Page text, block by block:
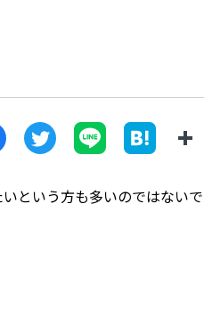
という方も多いのではないで